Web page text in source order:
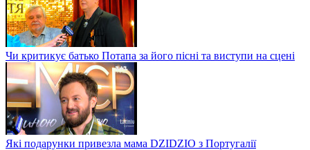
Чи критикує батько Потапа за його пісні та виступи на сцені
Які подарунки привезла мама DZIDZIO з Португалії